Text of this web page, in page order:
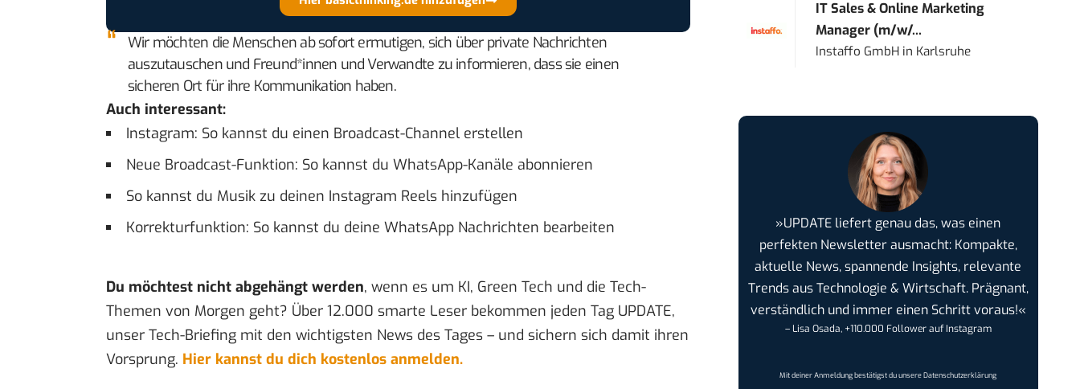
Wir möchten die Menschen ab sofort ermutigen, sich über private Nachrichten
auszutauschen und Freund*innen und Verwandte zu informieren, dass sie einen
sicheren Ort für ihre Kommunikation haben.
Auch interessant:
Instagram: So kannst du einen Broadcast-Channel erstellen
Neue Broadcast-Funktion: So kannst du WhatsApp-Kanäle abonnieren
So kannst du Musik zu deinen Instagram Reels hinzufügen
Korrekturfunktion: So kannst du deine WhatsApp Nachrichten bearbeiten
Du möchtest nicht abgehängt werden, wenn es um KI, Green Tech und die Tech-
Themen von Morgen geht? Über 12.000 smarte Leser bekommen jeden Tag UPDATE,
unser Tech-Briefing mit den wichtigsten News des Tages – und sichern sich damit ihren
Vorsprung. Hier kannst du dich kostenlos anmelden.
IT Sales & Online Marketing
Manager (m/w/...
Instaffo GmbH in Karlsruhe
»UPDATE liefert genau das, was einen
perfekten Newsletter ausmacht: Kompakte,
aktuelle News, spannende Insights, relevante
Trends aus Technologie & Wirtschaft. Prägnant,
verständlich und immer einen Schritt voraus!«
– Lisa Osada, +110.000 Follower auf Instagram
Mit deiner Anmeldung bestätigst du unsereDatenschutzerklärung